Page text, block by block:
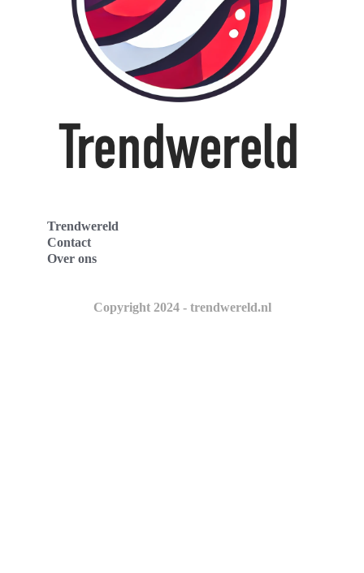
Trendwereld
Contact
Over ons
Copyright 2024 - trendwereld.nl